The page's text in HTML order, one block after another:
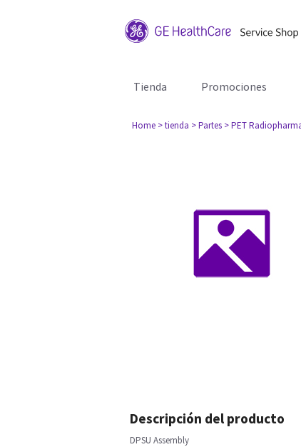
Tienda Promociones
Home > tienda > Partes > PET
Descripción del producto
DPSU Assembly